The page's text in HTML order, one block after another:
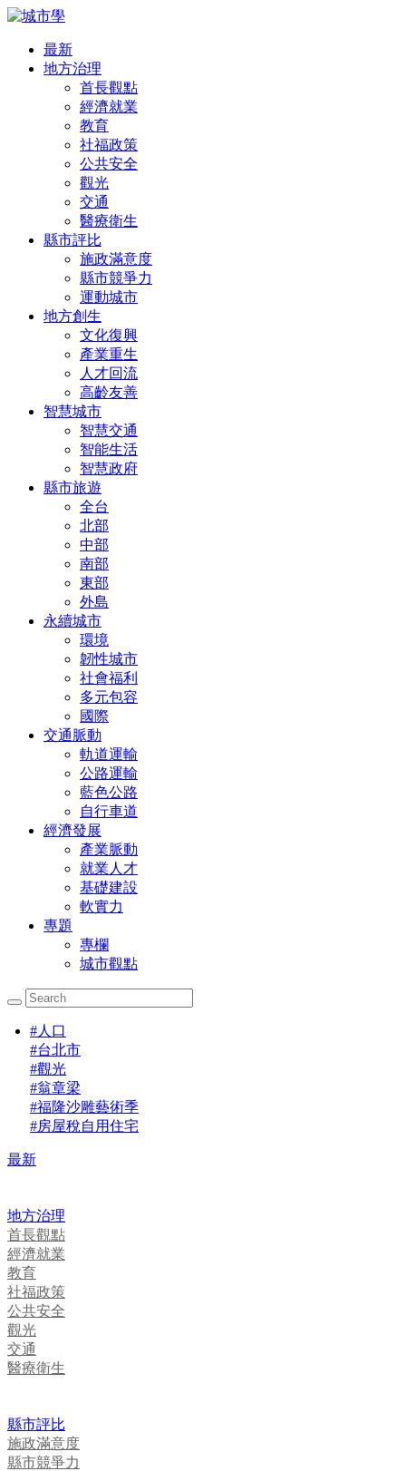
最新
地方治理
首長觀點
經濟就業
教育
社福政策
公共安全
觀光
交通
醫療衛生
縣市評比
施政滿意度
縣市競爭力
運動城市
地方創生
文化復興
產業重生
人才回流
高齡友善
智慧城市
智慧交通
智能生活
智慧政府
縣市旅遊
全台
北部
中部
南部
東部
外島
永續城市
環境
韌性城市
社會福利
多元包容
國際
交通脈動
軌道運輸
公路運輸
藍色公路
自行車道
經濟發展
產業脈動
就業人才
基礎建設
軟實力
專題
專欄
城市觀點
#人口
#台北市
#觀光
#翁章梁
#福隆沙雕藝術季
#房屋稅自用住宅
最新
地方治理
首長觀點
經濟就業
教育
社福政策
公共安全
觀光
交通
醫療衛生
縣市評比
施政滿意度
縣市競爭力